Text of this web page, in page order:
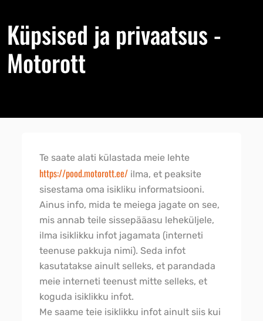
Küpsised ja privaatsus -
Motorott
Te saate alati külastada meie lehte
https://pood.motorott.ee/ ilma, et peaksite
sisestama oma isikliku informatsiooni.
Ainus info, mida te meiega jagate on see,
mis annab teile sissepääasu leheküljele,
ilma isiklikku infot jagamata (interneti
teenuse pakkuja nimi). Seda infot
kasutatakse ainult selleks, et parandada
meie interneti teenust mitte selleks, et
koguda isiklikku infot.
Me saame teie isiklikku infot ainult siis kui